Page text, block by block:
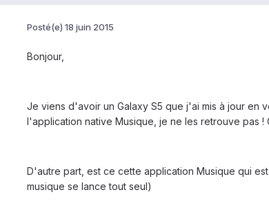
Posté(e) 18 juin 2015
Bonjour,
Je viens d'avoir un Galaxy S5 que j'ai mis à jour en
l'application native Musique, je ne les retrouve pas
D'autre part, est ce cette application Musique qui
musique se lance tout seul)